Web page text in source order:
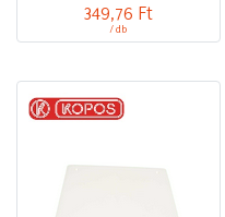
349,76 Ft
/ db